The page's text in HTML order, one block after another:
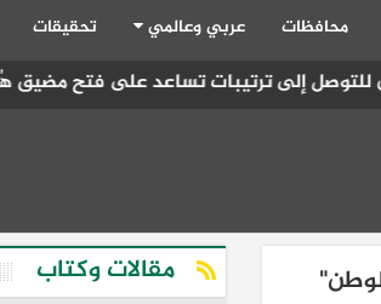
محافظات عربي وعالمي تحقيقات
كلية تساعد على فتح مضيق هُرمز
مقالات وكتاب